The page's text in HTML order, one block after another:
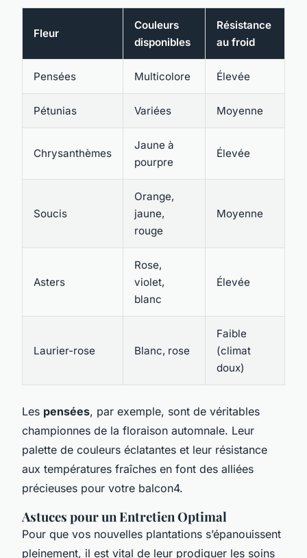
Fleur
Couleurs
disponibles
Résistance
au froid
Pensées Multicolore Élevée
Pétunias Variées Moyenne
Chrysanthèmes
Jaune à
pourpre
Élevée
Soucis
Orange,
jaune,
rouge
Moyenne
Asters
Rose,
violet,
blanc
Élevée
Laurier-rose Blanc, rose
Faible
(climat
doux)
Les pensées, par exemple, sont de véritables
championnes de la floraison automnale. Leur
palette de couleurs éclatantes et leur résistance
aux températures fraîches en font des alliées
précieuses pour votre balcon4.
Astuces pour un Entretien Optimal
Pour que vos nouvelles plantations s’épanouissent
pleinement, il est vital de leur prodiguer les soins